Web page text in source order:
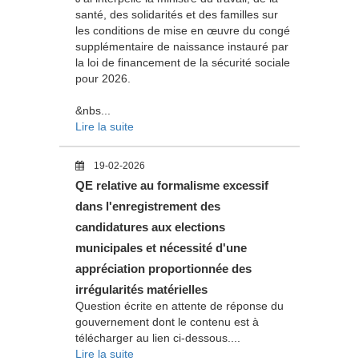
santé, des solidarités et des familles sur
les conditions de mise en œuvre du congé
supplémentaire de naissance instauré par
la loi de financement de la sécurité sociale
pour 2026.
&nbs...
Lire la suite
19-02-2026
QE relative au formalisme excessif
dans l'enregistrement des
candidatures aux elections
municipales et nécessité d'une
appréciation proportionnée des
irrégularités matérielles
Question écrite en attente de réponse du
gouvernement dont le contenu est à
télécharger au lien ci-dessous....
Lire la suite